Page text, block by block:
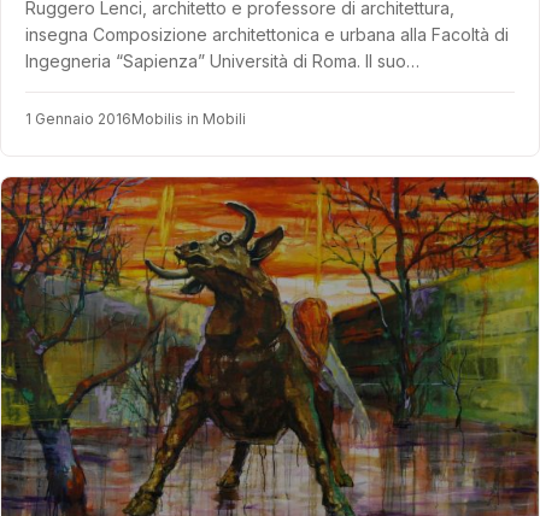
Ruggero Lenci, architetto e professore di architettura,
insegna Composizione architettonica e urbana alla Facoltà di
Ingegneria “Sapienza” Università di Roma. Il suo…
1 Gennaio 2016Mobilis in Mobili